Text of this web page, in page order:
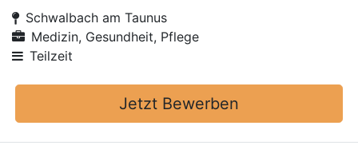
Schwalbach am Taunus
Medizin, Gesundheit, Pflege
Teilzeit
Jetzt Bewerben